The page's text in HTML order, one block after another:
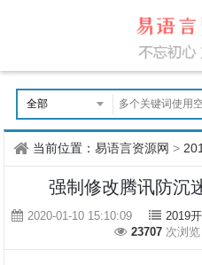
当前位置：易语言资源网 >
强制修改腾讯防沉
2020-01-10 15:10:09
2019
23707 次浏览